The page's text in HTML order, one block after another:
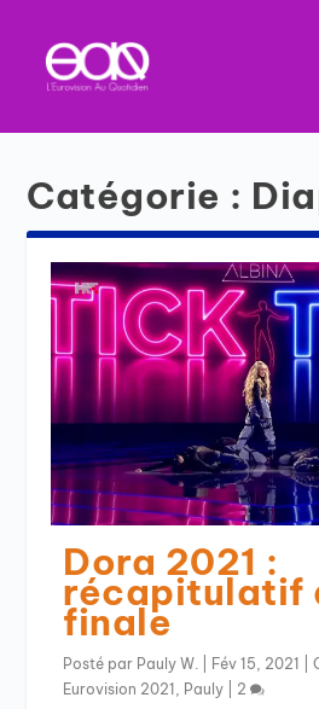
Catégorie :
Dora 2021 :
récapitulatif
finale
Posté par Pauly W. Fév 15, 2021 |
Eurovision 2021
Pauly 2